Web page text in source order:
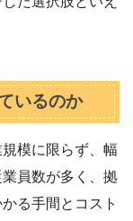
いるのか
模に限らず、幅
員数が多く、拠
る手間とコスト